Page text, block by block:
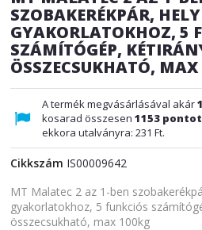
SZOBAKERÉKPÁR,
GYAKORLATOKHOZ, 5
SZÁMÍTÓGÉP,
ÖSSZECSUKHATÓ,
A termék megvásárlásával akár
kosarad összesen 1153 pontot
ekkora utalványra: 231 Ft.
Cikkszám IS00009642
MT Malatec 2 az 1-ben
gyakorlatokhoz, 5 funkciós
összecsukható, max 100kg